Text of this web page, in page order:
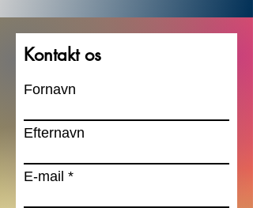
Kontakt os
Fornavn
Efternavn
E-mail